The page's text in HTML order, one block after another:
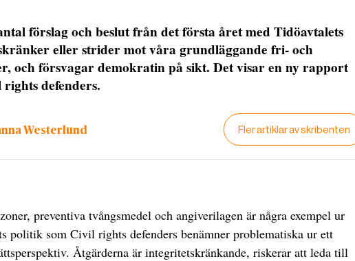
förslag och beslut från det första året med Tidöavtalets
eller strider mot våra grundläggande fri- och
och försvagar demokratin på sikt. Det visar en ny rapport
defenders.
Westerlund Fler artiklar av skribenten
preventiva tvångsmedel och angiverilagen är några exempel ur
politik som Civil rights defenders benämner problematiska ur ett
Åtgärderna är integritetskränkande, riskerar att leda till